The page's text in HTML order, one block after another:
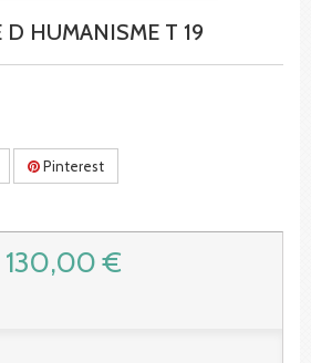
HUMANISME T 19
Pinterest
130,00 €